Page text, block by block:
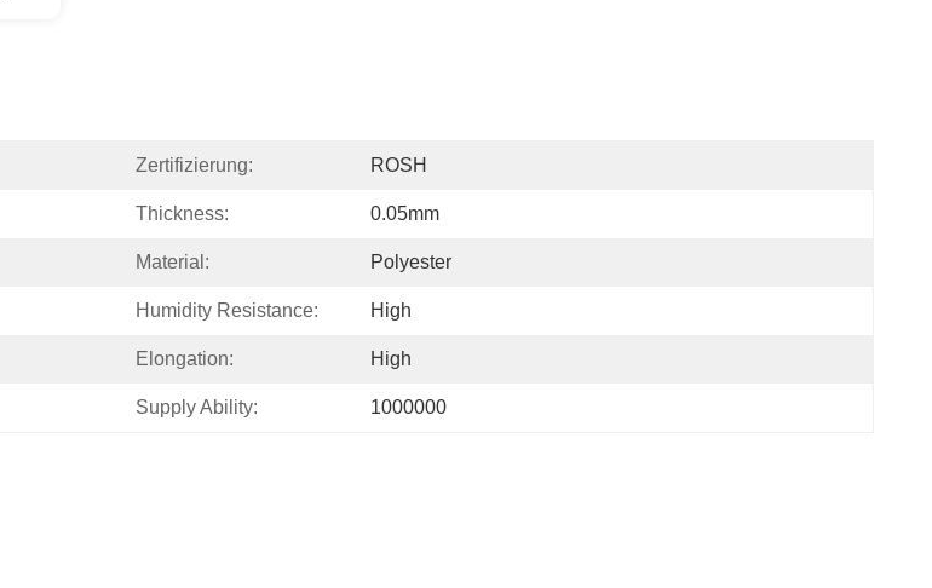
Zertifizierung: ROSH
Thickness: 0.05mm
Material: Polyester
Humidity Resistance: High
Elongation: High
Supply Ability: 1000000